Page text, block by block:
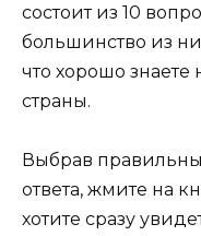
состоит из 10
большинство из
что хорошо
страны.
Выбрав
ответа, жмите на
хотите сразу